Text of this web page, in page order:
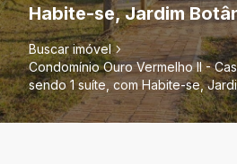
Habite-se, Jardim
Buscar imóvel
Condomínio Ouro Vermelho II -
sendo 1 suíte, com Habite-se,